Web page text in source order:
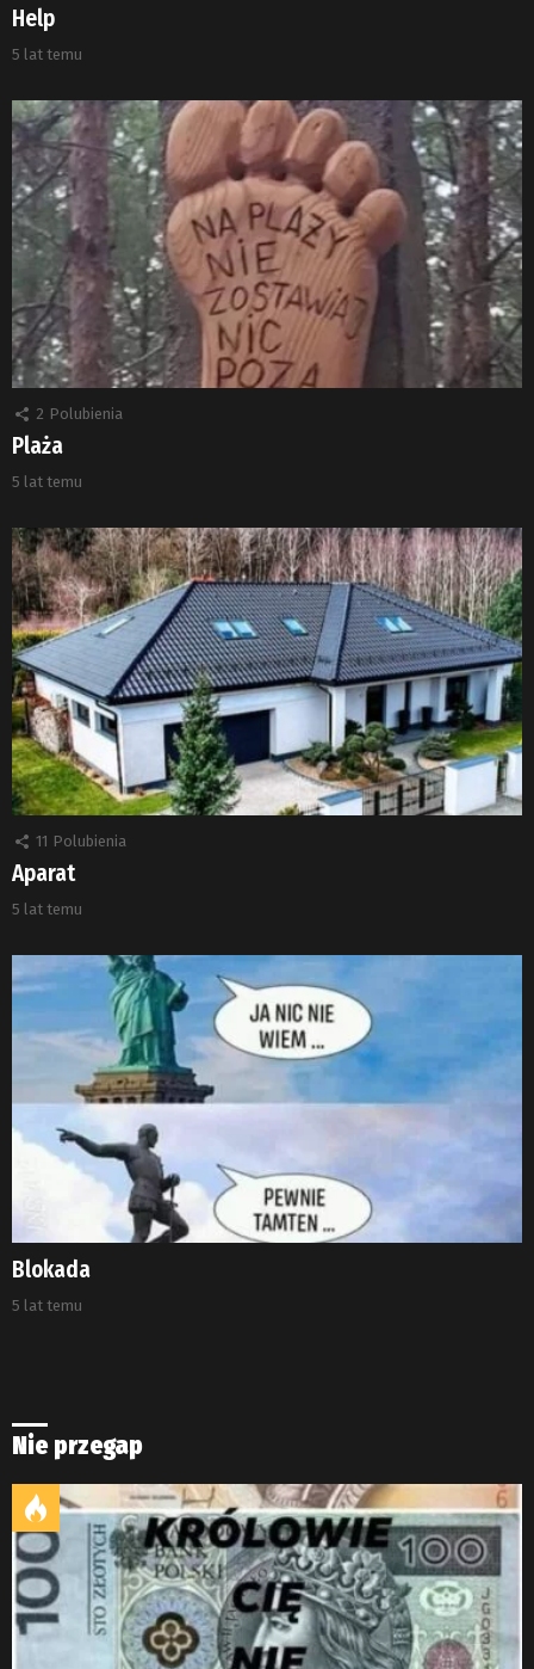
Help
5 lat temu
2 Polubienia
Plaża
5 lat temu
11 Polubienia
Aparat
5 lat temu
Blokada
5 lat temu
Nie przegap